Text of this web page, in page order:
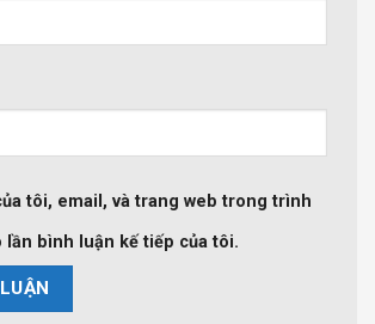
tôi, email, và trang web trong trình
lần bình luận kế tiếp của tôi.